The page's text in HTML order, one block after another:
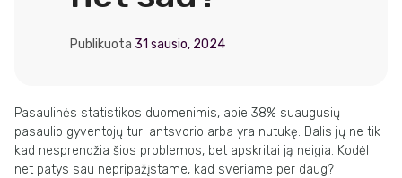
Publikuota 31 sausio, 2024
Pasaulinės statistikos duomenimis, apie 38% suaugusių
pasaulio gyventojų turi antsvorio arba yra nutukę. Dalis jų ne tik
kad nesprendžia šios problemos, bet apskritai ją neigia. Kodėl
net patys sau nepripažįstame, kad sveriame per daug?